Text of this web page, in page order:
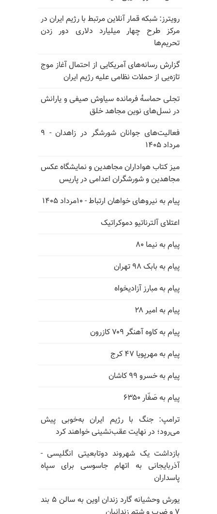
رویترز: شبکه قمار آنلاین مرتبط با رژیم ایران در
مرکز طرح چهار میلیارد دلاری دور زدن
تحریم‌ها
گزارش رسانه‌های آمریکایی از احتمال آغاز موج
تازه‌یی از حملات نظامی علیه رژیم ایران
تجلی حماسه‌ٔ فرمانده سیاوش صیفی و یارانش
در نسل‌های نوین مجاهد خلق
فعالیت‌های جوانان شورشگر در زاهدان - ۹
مرداد ۱۴۰۵
میز کتاب هواداران مجاهدین و نمایشگاه عکس
مجاهدین و شورشگران اعدامی در پاریس
پیام به نیروهای خواهان ارتباط - ۱۰مرداد ۱۴۰۵
اعتلای آلترناتیو دموکراتیک
پیام به نیما ۸۰
پیام به بابک ۹۸ تهران
پیام به مبارز آزادیخواه
پیام به امیر ۲۸
پیام به کاوه آهنگر ۷۰۹ کازرون
پیام به مهرپویا ۴۷ کرج
پیام به خسرو ۹۹ کاشان
پیام به صَفّار ۶۳۵۰
ترامپ: جنگ با رژیم ایران به‌خوبی پیش
می‌رود؛ در نهایت عقب‌نشینی خواهند کرد
بازداشت یک شهروند دوتابعیتی انگلیسی -
آذربایجانی به اتهام جاسوسی برای سپاه
پاسداران
یورش وحشیانه گارد زندان اوین به سالن ۵ بند